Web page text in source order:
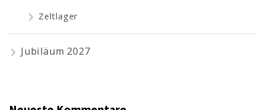
Zeltlager
Jubiläum 2027